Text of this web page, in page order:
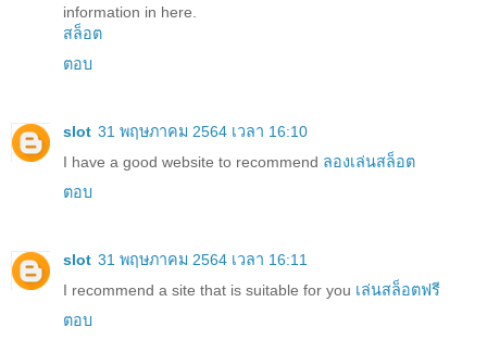
information in here.
สล็อต
ตอบ
slot 31 พฤษภาคม 2564 เวลา 16:10
I have a good website to recommend ลองเล่นสล็อต
ตอบ
slot 31 พฤษภาคม 2564 เวลา 16:11
I recommend a site that is suitable for you เล่นสล็อตฟรี
ตอบ